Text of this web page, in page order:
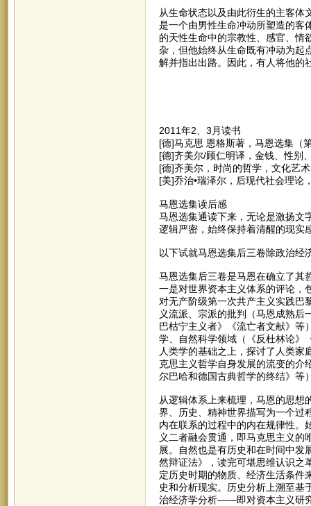
从生命状态以及由此衍生的主客体
是一个由男性生命冲动所塑造的客
的天性生命中的宗教性、感官、情
杂，但他始终从生命既有冲动为起
解并指出出路。因此，有人将他的
2011年2、3月读书
[德]马克思 恩格斯著，马恩选集（
[德]齐美尔/顾仁明译，金钱、性别
[德]齐美尔，时尚的哲学，文化艺
[美]乔治•瑞泽尔，后现代社会理论
马恩选集读后感
马恩选集通读下来，无论是激扬文
逻辑严密，始终保持着清醒的现实
以下试就马恩选集后三卷除政治经
马恩选集后三卷是马恩在确立了其
一是对世界资本主义体系的评论，
对无产阶级第一次共产主义实践巴
义流派、宗派的批判（马恩成熟
巴枯宁主义者》《流亡者文献》等
学、自然科学领域（《反杜林论》
人类学的基础之上，探讨了人类
克思主义哲学自身发展的流变的介
尔巴哈和德国古典哲学的终结》等
从逻辑体系上来梳理，马恩的思想
界、历史、精神世界描写为一个过
内在联系的过程中的内在规律性。
义二者融会贯通，即马克思主义
展。自然也是有历史和在时间中发
然辩证法》，读完可堪思维认识之
定历史时期的物质、经济生活条件
史和分析现实。历史分析上溯至基
治经济学分析——即对资本主义研